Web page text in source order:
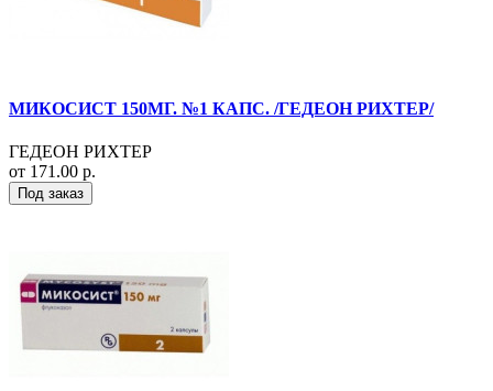
МИКОСИСТ 150МГ. №1 КАПС. /ГЕДЕОН РИХТЕР/
ГЕДЕОН РИХТЕР
от 171.00 р.
Под заказ